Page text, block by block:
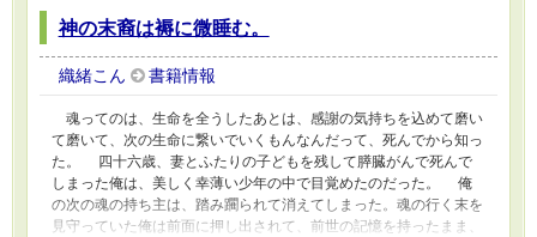
神の末裔は褥に微睡む。
織緒こん 書籍情報
魂ってのは、生命を全うしたあとは、感謝の気持ちを込めて磨い
て磨いて、次の生命に繋いでいくもんなんだって、死んでから知っ
た。 四十六歳、妻とふたりの子どもを残して膵臓がんで死んで
しまった俺は、美しく幸薄い少年の中で目覚めたのだった。 俺
の次の魂の持ち主は、踏み躙られて消えてしまった。魂の行く末を
見守っていた俺は前面に押し出されて、前世の記憶を持ったまま、